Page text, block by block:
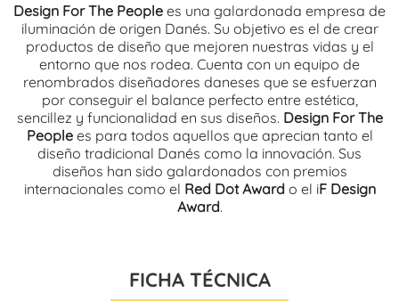
Design For The People es una galardonada empresa de
iluminación de origen Danés. Su objetivo es el de crear
productos de diseño que mejoren nuestras vidas y el
entorno que nos rodea. Cuenta con un equipo de
renombrados diseñadores daneses que se esfuerzan
por conseguir el balance perfecto entre estética,
sencillez y funcionalidad en sus diseños. Design For The
Peoplees para todos aquellos que aprecian tanto el
diseño tradicional Danés como la innovación. Sus
diseños han sido galardonados con premios
internacionales como el Red Dot Awardo el iF Design
Award.
FICHA TÉCNICA